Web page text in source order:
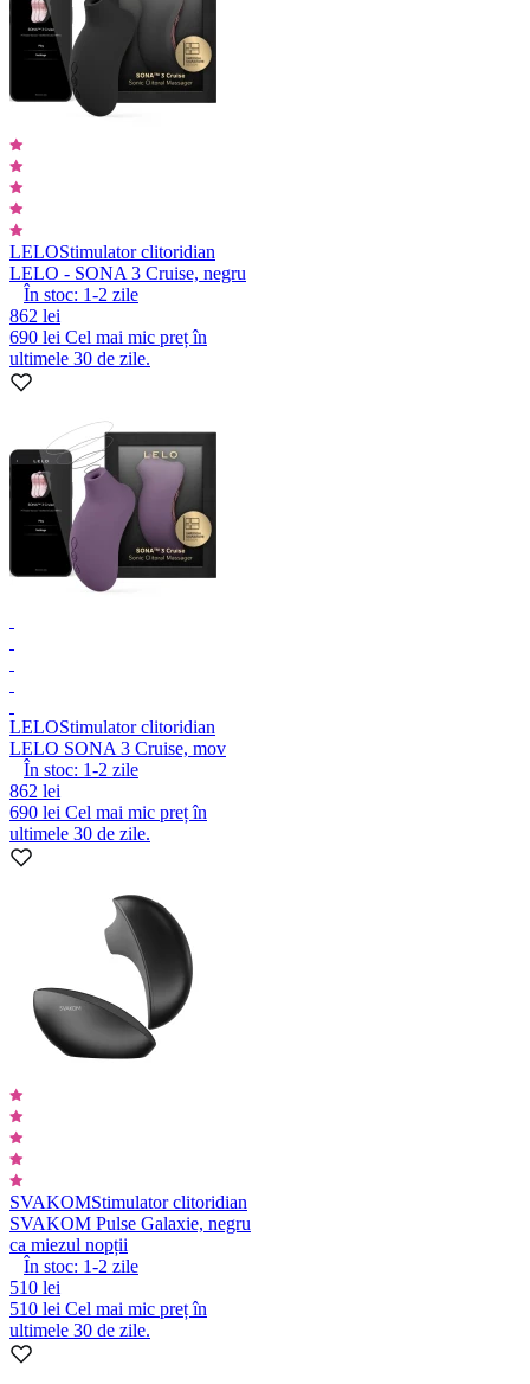
LELOStimulator clitoridian
LELO - SONA 3 Cruise, negru
În stoc: 1-2 zile
862 lei
690 lei Cel mai mic preț în
ultimele 30 de zile.
LELOStimulator clitoridian
LELO SONA 3 Cruise, mov
În stoc: 1-2 zile
862 lei
690 lei Cel mai mic preț în
ultimele 30 de zile.
SVAKOMStimulator clitoridian
SVAKOM Pulse Galaxie, negru
ca miezul nopții
În stoc: 1-2 zile
510 lei
510 lei Cel mai mic preț în
ultimele 30 de zile.